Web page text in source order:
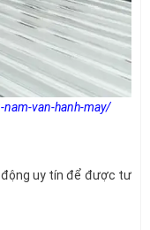
van-hanh-may/
uy tín để được tư